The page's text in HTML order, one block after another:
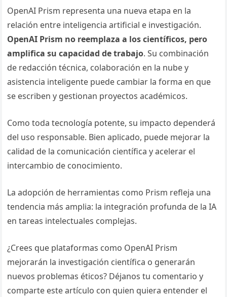
OpenAI Prism representa una nueva etapa en la
relación entre inteligencia artificial e investigación.
OpenAI Prism no reemplaza a los científicos, pero
amplifica su capacidad de trabajo. Su combinación
de redacción técnica, colaboración en la nube y
asistencia inteligente puede cambiar la forma en que
se escriben y gestionan proyectos académicos.
Como toda tecnología potente, su impacto dependerá
del uso responsable. Bien aplicado, puede mejorar la
calidad de la comunicación científica y acelerar el
intercambio de conocimiento.
La adopción de herramientas como Prism refleja una
tendencia más amplia: la integración profunda de la IA
en tareas intelectuales complejas.
¿Crees que plataformas como OpenAI Prism
mejorarán la investigación científica o generarán
nuevos problemas éticos? Déjanos tu comentario y
comparte este artículo con quien quiera entender el